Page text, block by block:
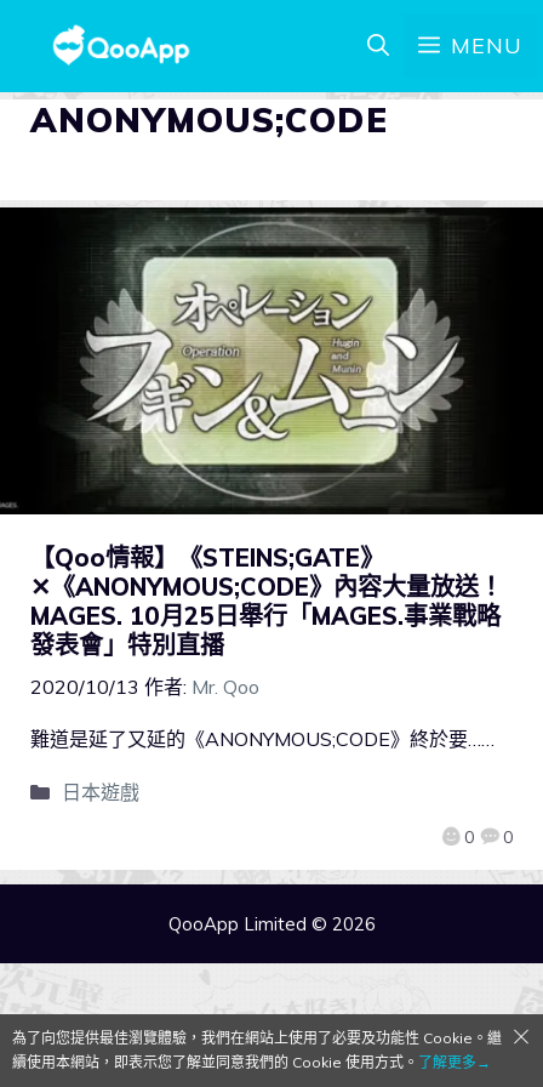
MENU
ANONYMOUS;CODE
【Qoo情報】《STEINS;GATE》
✕《ANONYMOUS;CODE》內容大量放送！
MAGES. 10月25日舉行「MAGES.事業戰略
發表會」特別直播
2020/10/13 作者: Mr. Qoo
0 0
難道是延了又延的《ANONYMOUS;CODE》終於要……
日本遊戲
QooApp Limited © 2026
為了向您提供最佳瀏覽體驗，我們在網站上使用了必要及功能性 Cookie。繼
續使用本網站，即表示您了解並同意我們的 Cookie 使用方式。 了解更多→